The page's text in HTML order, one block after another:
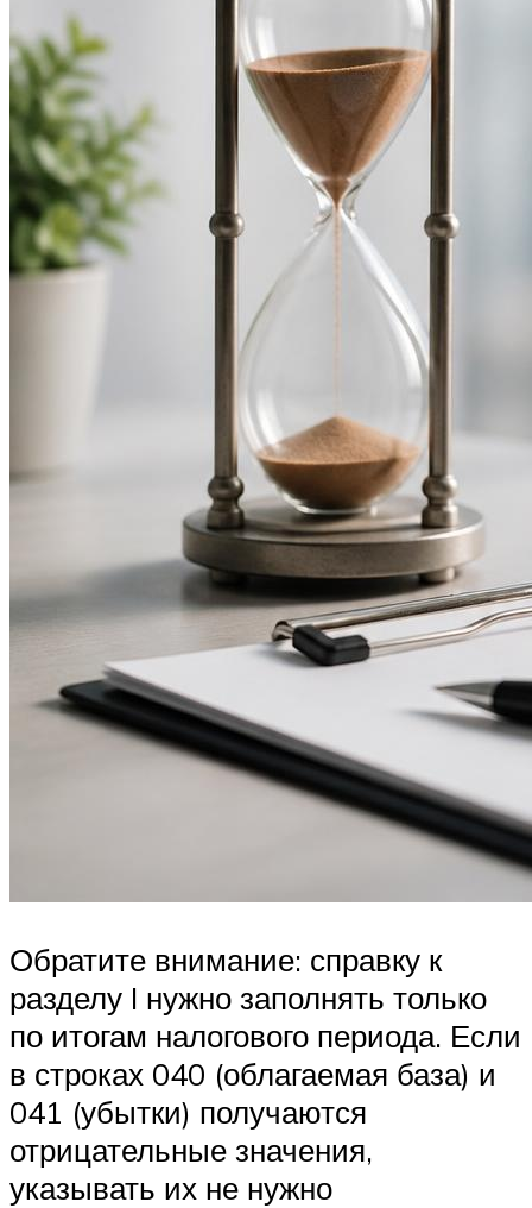
Обратите внимание: справку к
разделу I нужно заполнять только
по итогам налогового периода. Если
в строках 040 (облагаемая база) и
041 (убытки) получаются
отрицательные значения,
указывать их не нужно